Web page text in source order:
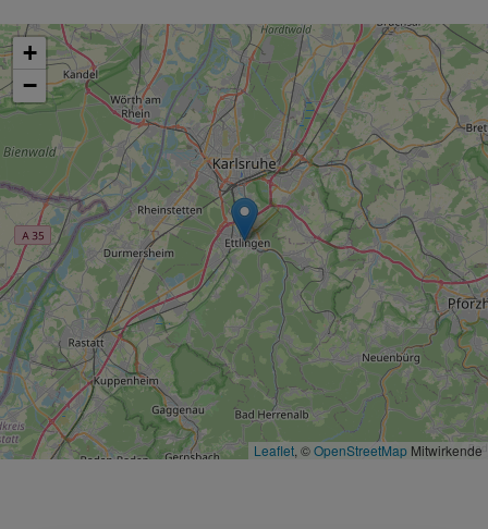
+
−
Leaflet , ©OpenStreetMap Mitwirkende